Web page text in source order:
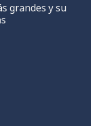
grandes y su